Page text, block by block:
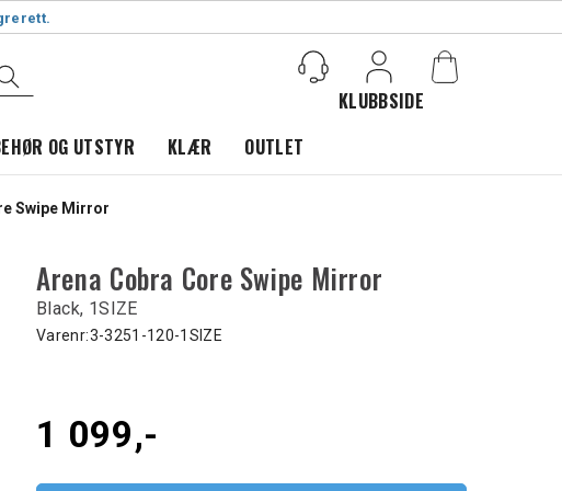
Logg inn
OG UTSTYR KLÆR OUTLET
KLUBBSIDE
Swipe Mirror
Arena Cobra Core Swipe Mirror
Black, 1SIZE
Varenr:3-3251-120-1SIZE
1 099,-